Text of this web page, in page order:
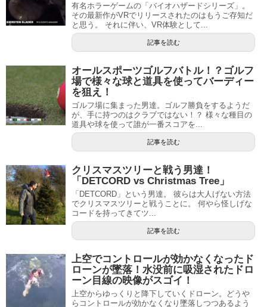
有名ホラーゲームの「バイオハザードシリーズ」。
その最新作がVRでリリースされたのはもうご存知だ
と思う。 それに伴い、VR体験として...
記事を読む
オールスポーツゴルフバトル！？ゴルフ
場で様々な球と道具を使ってバーディー
を狙え！
ゴルフ場に集まった男達。ゴルフ勝負をするようだ
が、手に持つのはクラブではない！？ 様々な種目の
道具や球を使って誰が一番スコアを...
記事を読む
クリスマスツリーと戦う男達！
「DETCORD vs Christmas Tree」
「DETCORD」という男達。 彼らは大人げない方法
でクリスマスツリーと戦うことに。 何やら怪しげな
コードを持ってきてツ...
記事を読む
上空でコントロールが効かなくなったド
ローンが墜落！水没前に吸湿されたドロ
ーン目線の映像がスゴイ！
上空からゆっくりと降下していくドローン。どうや
らコントロールが効かなくなり墜落しつつあるよう